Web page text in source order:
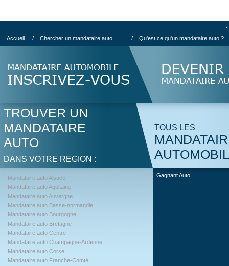
-
Accueil
/ Chercher un mandataire auto / Qu'est ce qu'un mandataire auto ?
TOUS LES
TROUVER UN
MANDATAIRE
AUTO
DANS VOTRE REGION :
Mandataire auto Alsace
Mandataire auto Aquitaine
Mandataire auto Auvergne
Mandataire auto Basse-normandie
Mandataire auto Bourgogne
Mandataire auto Bretagne
Mandataire auto Centre
Mandataire auto Champagne-Ardenne
Mandataire auto Corse
Mandataire auto Franche-Comté
Gagnant Auto